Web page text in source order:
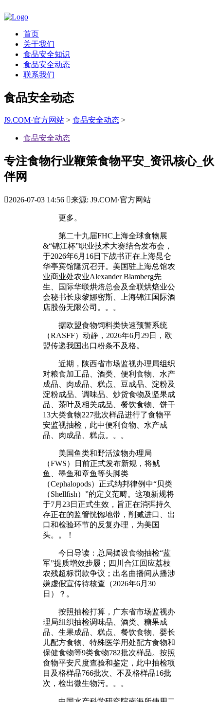
首页
关于我们
食品安全知识
食品安全动态
联系我们
食品安全动态
J9.COM·官方网站 > 食品安全动态 >
食品安全动态
专注食物行业鞭策食物平安_资讯核心_伙
伴网
2026-07-03 14:56 来源: J9.COM·官方网站
更多。
第二十九届FHC上海全球食物展
&“锦江杯”职业技术大赛结合发布会，
于2026年6月16日下战书正在上海昆仑
华亭宾馆隆沉召开。美国驻上海总馆农
业商业处农业Alexander Blamberg先
生、国际华联烘焙总会及全联烘焙业公
会秘书长康黎娜密斯、上海锦江国际酒
店股份无限公司。。。
据欧盟食物饲料类快速预警系统
（RASFF）动静，2026年6月29日，欧
盟传递我国出口粉条不及格。
近期，陕西省市场监视办理局组织
对粮食加工品、酒类、便利食物、水产
成品、肉成品、糕点、豆成品、淀粉及
淀粉成品、调味品、炒货食物及坚果成
品、茶叶及相关成品、餐饮食物、饼干
13大类食物227批次样品进行了食物平
安监视抽检，此中便利食物、水产成
品、肉成品、糕点。。。
美国鱼类和野活泼物办理局
（FWS）日前正式发布新规，将鱿
鱼、墨鱼和章鱼等头脚类
（Cephalopods）正式纳邦律例中“贝类
（Shellfish）”的定义范畴。这项新规将
于7月23日正式生效，旨正在消弭持久
存正在的监管恍惚地带，削减进口、出
口和检验环节的反复办理，为美国
头。。！
今日导读：总局摆设食物抽检“蓝
军”提质增效步履；四川合江回应荔枝
农残超标罚款争议；出名曲播间从播涉
嫌虚假宣传待核查（2026年6月30
日）？。
按照抽检打算，广东省市场监视办
理局组织抽检调味品、酒类、糖果成
品、生果成品、糕点、餐饮食物、婴长
儿配方食物、特殊医学用处配方食物和
保健食物等9类食物782批次样品。按照
食物平安尺度查验和鉴定，此中抽检项
目及格样品766批次、不及格样品16批
次，检出微生物污。。。